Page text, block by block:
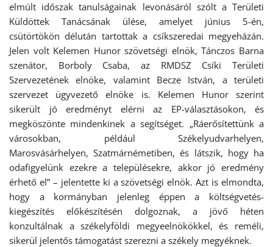
elmúlt időszak tanulságainak levonásáról szólt a Területi
Küldöttek Tanácsának ülése, amelyet június 5-én,
csütörtökön délután tartottak a csíkszeredai megyeházán.
Jelen volt Kelemen Hunor szövetségi elnök, Tánczos Barna
szenátor, Borboly Csaba, az RMDSZ Csíki Területi
Szervezetének elnöke, valamint Becze István, a területi
szervezet ügyvezető elnöke is. Kelemen Hunor szerint
sikerült jó eredményt elérni az EP-választásokon, és
megköszönte mindenkinek a segítséget. „Ráerősítettünk a
városokban, például Székelyudvarhelyen,
Marosvásárhelyen, Szatmárnémetiben, és látszik, hogy ha
odafigyelünk ezekre a településekre, akkor jó eredmény
érhető el” – jelentette ki a szövetségi elnök. Azt is elmondta,
hogy a kormányban jelenleg éppen a költségvetés-
kiegészítés előkészítésén dolgoznak, a jövő héten
konzultálnak a székelyföldi megyeelnökökkel, és reméli,
sikerül jelentős támogatást szerezni a székely megyéknek.